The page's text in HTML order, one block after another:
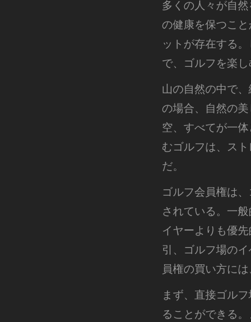
多くの人々が自
の健康を保つこと
ットが存在する
で、ゴルフを楽
山の自然の中で
の場合、自然の
空、すべてが一
むゴルフは、ス
だ。
ゴルフ会員権は
されている。一
イヤーよりも優
引、ゴルフ場の
員権の買い方に
まず、直接ゴル
ることができる